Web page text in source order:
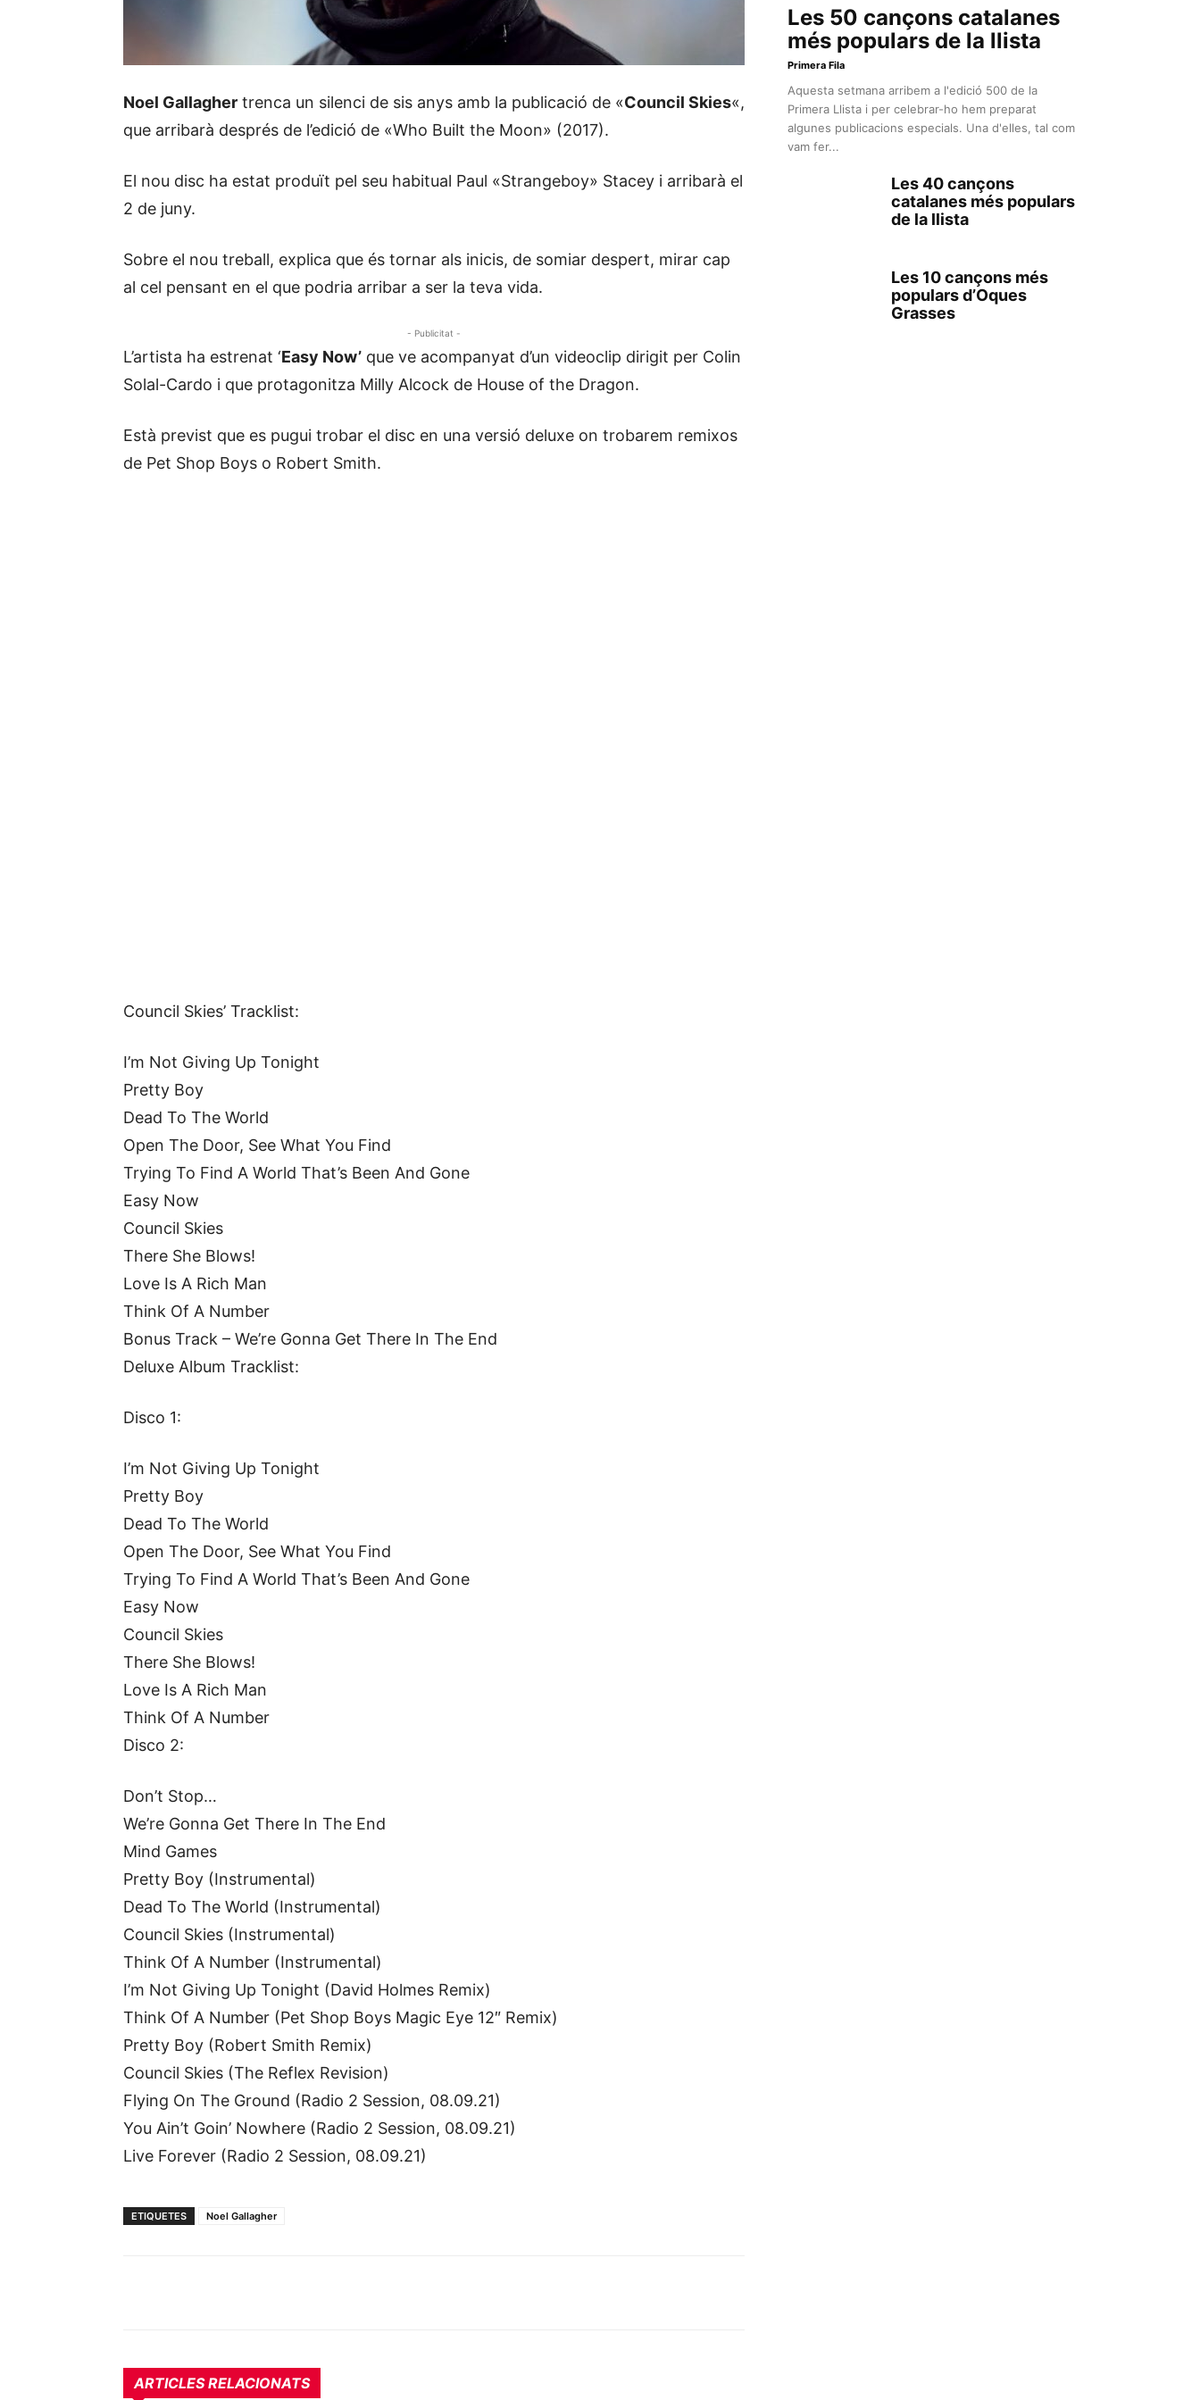
Noel Gallagher trenca un silenci de sis anys amb la publicació de «Council Skies«,
que arribarà després de l’edició de «Who Built the Moon» (2017).
El nou disc ha estat produït pel seu habitual Paul «Strangeboy» Stacey i arribarà el
2 de juny.
Sobre el nou treball, explica que és tornar als inicis, de somiar despert, mirar cap
al cel pensant en el que podria arribar a ser la teva vida.
- Publicitat -
L’artista ha estrenat ‘Easy Now’ que ve acompanyat d’un videoclip dirigit per Colin
Solal-Cardo i que protagonitza Milly Alcock de House of the Dragon.
Està previst que es pugui trobar el disc en una versió deluxe on trobarem remixos
de Pet Shop Boys o Robert Smith.
Council Skies’ Tracklist:
I’m Not Giving Up Tonight
Pretty Boy
Dead To The World
Open The Door, See What You Find
Trying To Find A World That’s Been And Gone
Easy Now
Council Skies
There She Blows!
Love Is A Rich Man
Think Of A Number
Bonus Track – We’re Gonna Get There In The End
Deluxe Album Tracklist:
Disco 1:
I’m Not Giving Up Tonight
Pretty Boy
Dead To The World
Open The Door, See What You Find
Trying To Find A World That’s Been And Gone
Easy Now
Council Skies
There She Blows!
Love Is A Rich Man
Think Of A Number
Disco 2:
Don’t Stop…
We’re Gonna Get There In The End
Mind Games
Pretty Boy (Instrumental)
Dead To The World (Instrumental)
Council Skies (Instrumental)
Think Of A Number (Instrumental)
I’m Not Giving Up Tonight (David Holmes Remix)
Think Of A Number (Pet Shop Boys Magic Eye 12″ Remix)
Pretty Boy (Robert Smith Remix)
Council Skies (The Reflex Revision)
Flying On The Ground (Radio 2 Session, 08.09.21)
You Ain’t Goin’ Nowhere (Radio 2 Session, 08.09.21)
Live Forever (Radio 2 Session, 08.09.21)
ETIQUETES Noel Gallagher
ARTICLES RELACIONATS
Les 50 cançons catalanes
més populars de la llista
Primera Fila
Aquesta setmana arribem a l'edició 500 de la
Primera Llista i per celebrar-ho hem preparat
algunes publicacions especials. Una d'elles, tal com
vam fer...
Les 40 cançons
catalanes més populars
de la llista
Les 10 cançons més
populars d’Oques
Grasses